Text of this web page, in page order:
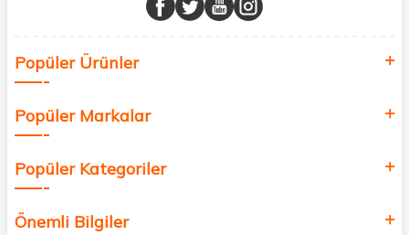
Sağlık, güzellik ve iyi yaşam için aradığınız her şey burada!
değer katmak için bize katılın!
Popüler Ürünler
Popüler Markalar
Popüler Kategoriler
Önemli Bilgiler